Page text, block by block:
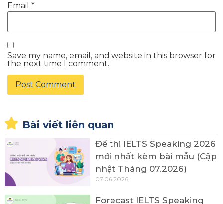
Email *
Save my name, email, and website in this browser for
the next time I comment.
Bài viết liên quan
Đề thi IELTS Speaking 2026
mới nhất kèm bài mẫu (Cập
nhật Tháng 07.2026)
07.06.2026
Forecast IELTS Speaking